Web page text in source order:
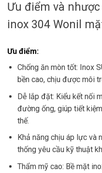
Ưu điểm và
inox 304 Wonil
Ưu điểm:
Chống ăn mòn tốt: Inox
bền cao, chịu được môi
Dễ lắp đặt: Kiểu kết nối
đường ống, giúp tiết
thế.
Khả năng chịu áp lực và
thống yêu cầu kỹ thuật
Thẩm mỹ cao: Bề mặt